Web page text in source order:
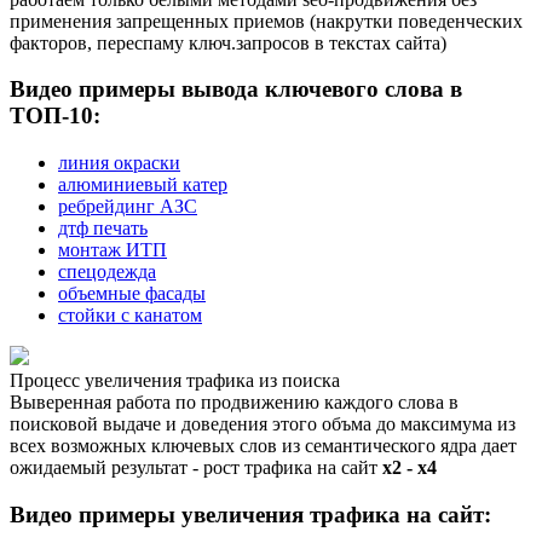
применения запрещенных приемов (накрутки поведенческих
факторов, переспаму ключ.запросов в текстах сайта)
Видео примеры вывода ключевого слова в
ТОП-10:
линия окраски
алюминиевый катер
ребрейдинг АЗС
дтф печать
монтаж ИТП
спецодежда
объемные фасады
стойки с канатом
Процесс увеличения трафика из поиска
Выверенная работа по продвижению каждого слова в
поисковой выдаче и доведения этого объма до максимума из
всех возможных ключевых слов из семантического ядра дает
ожидаемый результат - рост трафика на сайт х2 - х4
Видео примеры увеличения трафика на сайт: